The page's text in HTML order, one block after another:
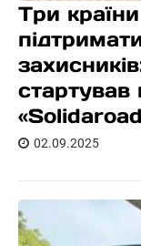
Три
02.09.2025